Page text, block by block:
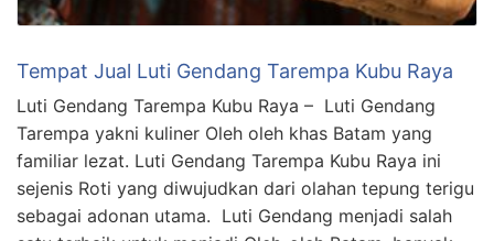
Tempat Jual Luti Gendang Tarempa Kubu Raya
Luti Gendang Tarempa Kubu Raya – Luti Gendang
Tarempa yakni kuliner Oleh oleh khas Batam yang
familiar lezat. Luti Gendang Tarempa Kubu Raya ini
sejenis Roti yang diwujudkan dari olahan tepung terigu
sebagai adonan utama. Luti Gendang menjadi salah